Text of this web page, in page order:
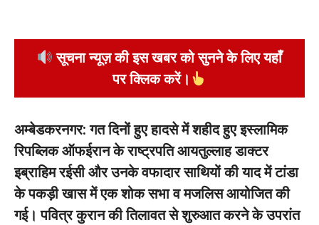
सूचना न्यूज़ की इस खबर को सुनने के लिए यहाँ
पर क्लिक करें।
अम्बेडकरनगर: गत दिनों हुए हादसे में शहीद हुए इस्लामिक
रिपब्लिक ऑफईरान के राष्ट्रपति आयतुल्लाह डाक्टर
इब्राहिम रईसी और उनके वफादार साथियों की याद में टांडा
के पकड़ी खास में एक शोक सभा व मजलिस आयोजित की
गई। पवित्र कुरान की तिलावत से शुरुआत करने के उपरांत